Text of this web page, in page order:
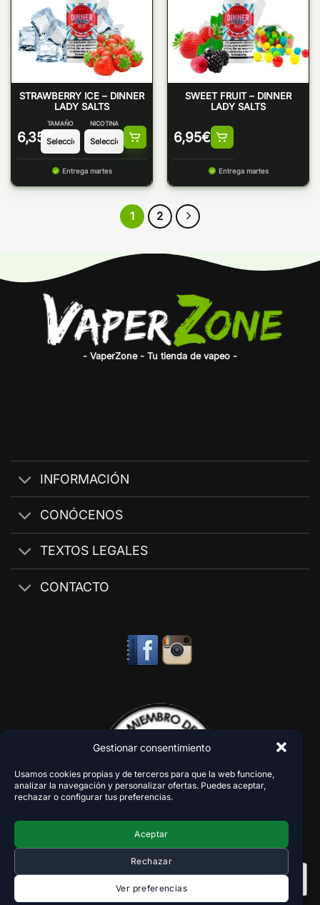
Gestionar consentimiento
Usamos cookies propias y de terceros para que la web funcione,
analizar la navegación y personalizar ofertas. Puedes aceptar,
rechazar o configurar tus preferencias.
Aceptar
Rechazar
Ver preferencias
STRAWBERRY ICE – DINNER
LADY SALTS
6,35 €
TAMAÑO NICOTINA
Entrega martes
SWEET FRUIT – DINNER
LADY SALTS
6,95€
Entrega martes
1 2
- VaperZone - Tu tienda de vapeo -
INFORMACIÓN
CONÓCENOS
TEXTOS LEGALES
CONTACTO